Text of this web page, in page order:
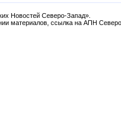
Новостей Северо-Запад».
материалов, ссылка на АПН